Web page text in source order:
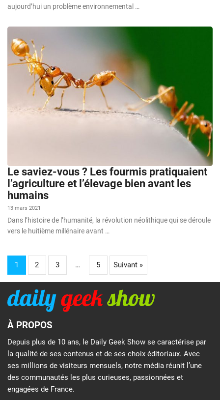
aujourd’hui un problème environnemental …
Le saviez-vous ? Les fourmis pratiquaient
l’agriculture et l’élevage bien avant les
humains
13 mars 2021
Dans l’histoire de l’humanité, la révolution néolithique qui se déroule
vers le huitième millénaire avant …
1 2 3 … 5 Suivant »
À PROPOS
Depuis plus de 10 ans, le Daily Geek Show se caractérise par
la qualité de ses contenus et de ses choix éditoriaux. Avec
ses millions de visiteurs mensuels, notre média réunit l’une
des communautés les plus curieuses, passionnées et
engagées de France.